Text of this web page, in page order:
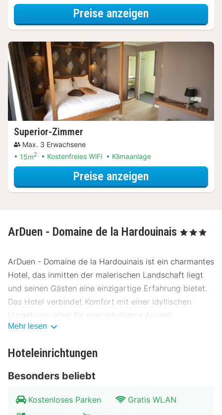
Preise anzeigen
Superior-Zimmer
Max. 3 Erwachsene
15m2 Kostenfreies WiFi Klimaanlage
Preise anzeigen
ArDuen - Domaine de la Hardouinais , 3 Sterne
ArDuen - Domaine de la Hardouinais ist ein charmantes
Hotel, das inmitten der malerischen Landschaft liegt
und seinen Gästen eine einzigartige Erfahrung bietet.
Das Hotel verbindet Komfort mit einer idyllischen
Umgebung, ideal für eine erholsame Auszeit.
Das Hotel ArDuen - Domaine de la Hardouinais
ideal für entspannte Spaziergänge und kulturelle
Entdeckungen. Die Innenstadt ist bequem erreichbar
und bietet zahlreiche Attraktionen. In der Nähe gibt es
Mehr lesen
Hoteleinrichtungen
Besonders beliebt
Kostenloses Parken
Gratis WLAN